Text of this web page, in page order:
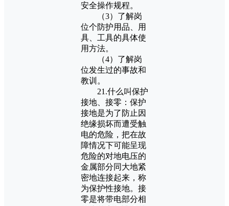
安全操作规程。
（3）了解岗
位个防护用品、用
具、工具的具体使
用方法。
（4）了解岗
位发生过的事故和
教训。
21.什么叫保护
接地、接零：保护
接地是为了防止因
绝缘损坏而遭受触
电的危险，把在故
障情况下可能呈现
危险的对地电压的
金属部分同大地紧
密地连接起来，称
为保护性接地。接
零是将带电部分相